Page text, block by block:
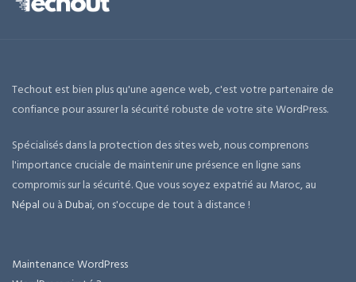
Techout est bien plus qu'une agence web, c'est votre partenaire de
confiance pour assurer la sécurité robuste de votre site WordPress.
Spécialisés dans la protection des sites web, nous comprenons
l'importance cruciale de maintenir une présence en ligne sans
compromis sur la sécurité. Que vous soyez expatrié au Maroc, au
Népal ou àDubai, on s'occupe de tout à distance !
Maintenance WordPress